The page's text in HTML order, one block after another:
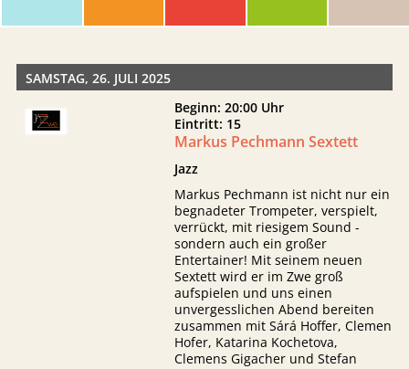
SAMSTAG, 26. JULI 2025
Beginn: 20:00 Uhr
Eintritt: 15
Markus Pechmann Sextett
Jazz
Markus Pechmann ist nicht nur ein
begnadeter Trompeter, verspielt,
verrückt, mit riesigem Sound -
sondern auch ein großer
Entertainer! Mit seinem neuen
Sextett wird er im Zwe groß
aufspielen und uns einen
unvergesslichen Abend bereiten
zusammen mit Sárá Hoffer, Clemen
Hofer, Katarina Kochetova,
Clemens Gigacher und Stefan